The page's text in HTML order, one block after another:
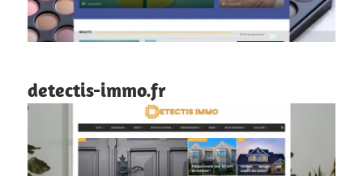
detectis-immo.fr